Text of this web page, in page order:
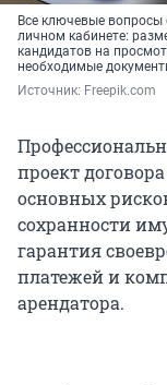
Все ключевые
личном кабинете:
кандидатов на
необходимые
Источник: Freepik.com
проект
основных
сохранности
гарантия
платежей и
арендатора.